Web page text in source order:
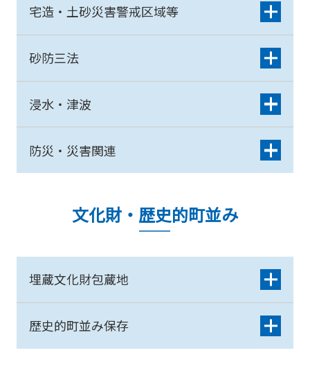
宅造・土砂災害警戒区域等
砂防三法
浸水・津波
防災・災害関連
文化財・歴史的町並み
埋蔵文化財包蔵地
歴史的町並み保存